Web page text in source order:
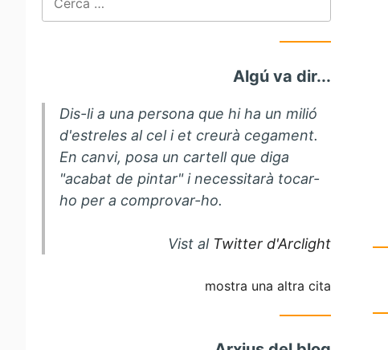
Algú va dir...
Dis-li a una persona que hi ha un milió
d'estreles al cel i et creurà cegament.
En canvi, posa un cartell que diga
"acabat de pintar" i necessitarà tocar-
ho per a comprovar-ho.
Vist al Twitter d'Arclight
mostra una altra cita